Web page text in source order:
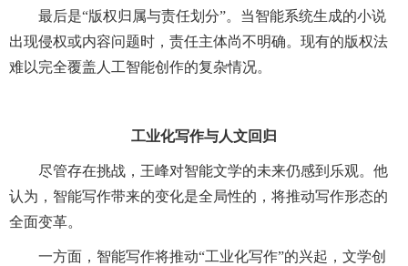
最后是“版权归属与责任划分”。当智能系统生成的小说
出现侵权或内容问题时，责任主体尚不明确。现有的版权法
难以完全覆盖人工智能创作的复杂情况。
工业化写作与人文回归
尽管存在挑战，王峰对智能文学的未来仍感到乐观。他
认为，智能写作带来的变化是全局性的，将推动写作形态的
全面变革。
一方面，智能写作将推动“工业化写作”的兴起，文学创